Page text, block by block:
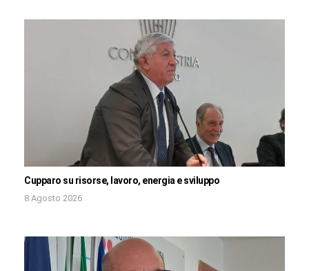
Cupparo su risorse, lavoro, energia e sviluppo
8 Agosto 2026